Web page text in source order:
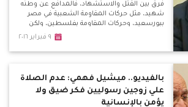
فرق بين القتل والاستشهاد، فالمدافع عن وطنه
شهيد، مثل حركات المقاومة الشعبية في مصر
ببورسعيد، وحركات المقاومة بفلسطين، ولكن
الدواعش الذين يفجرون أنفسهم وسط الأبرياء
العين.
٩ فبراير ٢٠١٦
بالفيديو.. ميشيل فهمي: عدم الصلاة
علي زوجين رسوليين فكر ضيق ولا
يؤمن بالإنسانية